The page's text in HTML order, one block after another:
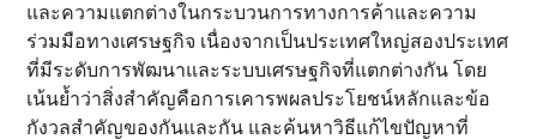
และความแตกต่างในกระบวนการทางการค้าและความ
ร่วมมือทางเศรษฐกิจ เนื่องจากเป็นประเทศใหญ่สองประเทศ
ที่มีระดับการพัฒนาและระบบเศรษฐกิจที่แตกต่างกัน โดย
เน้นย้ำว่าสิ่งสำคัญคือการเคารพผลประโยชน์หลักและข้อ
กังวลสำคัญของกันและกัน และค้นหาวิธีแก้ไขปัญหาที่